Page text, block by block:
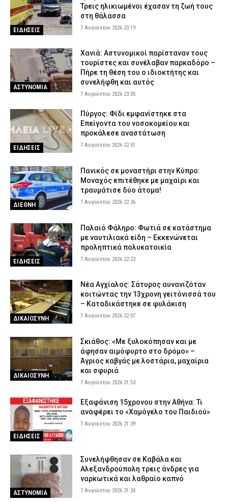
Πιερία: Συνελήφθησαν δύο άνδρες που διέρρηξαν ΙΧ και άρπαξαν
αντικείμενα αξίας άνω των 19.000 ευρώ
ΑΣΤΥΝΟΜΙΑ 7 Αυγούστου 2026 16:23
Πολύ υψηλός κίνδυνος πυρκαγιάς το Σάββατο – Ποιες περιοχές
τίθενται σε «Red Code»
ΕΙΔΗΣΕΙΣ 7 Αυγούστου 2026 16:10
ΕΙΔΗΣΕΙΣ
Τρεις ηλικιωμένοι έχασαν τη ζωή τους
στη θάλασσα
7 Αυγούστου 2026 23:19
ΑΣΤΥΝΟΜΙΑ
Χανιά: Αστυνομικοί παρίσταναν τους
τουρίστες και συνέλαβαν παρκαδόρο –
Πήρε τη θέση του ο ιδιοκτήτης και
συνελήφθη και αυτός
7 Αυγούστου 2026 23:05
ΕΙΔΗΣΕΙΣ
Πύργος: Φίδι εμφανίστηκε στα
Επείγοντα του νοσοκομείου και
προκάλεσε αναστάτωση
7 Αυγούστου 2026 22:51
ΔΙΕΘΝΗ
Πανικός σε μοναστήρι στην Κύπρο:
Μοναχός επιτέθηκε με μαχαίρι και
τραυμάτισε δύο άτομα!
7 Αυγούστου 2026 22:36
ΕΙΔΗΣΕΙΣ
Παλαιό Φάληρο: Φωτιά σε κατάστημα
με ναυτιλιακά είδη – Εκκενώνεται
προληπτικά πολυκατοικία
7 Αυγούστου 2026 22:22
ΔΙΚΑΙΟΣΥΝΗ
Νέα Αγχίαλος: Σάτυρος αυνανιζόταν
κοιτώντας την 13χρονη γειτόνισσά του
– Καταδικάστηκε σε φυλάκιση
7 Αυγούστου 2026 22:07
ΔΙΚΑΙΟΣΥΝΗ
Σκιάθος: «Με ξυλοκόπησαν και με
άφησαν αιμόφυρτο στο δρόμο» –
Άγριος καβγάς με λοστάρια, μαχαίρια
και σφυριά
7 Αυγούστου 2026 21:53
ΕΙΔΗΣΕΙΣ
Εξαφάνιση 15χρονου στην Αθήνα: Τι
αναφέρει το «Χαμόγελο του Παιδιού»
7 Αυγούστου 2026 21:39
ΑΣΤΥΝΟΜΙΑ
Συνελήφθησαν σε Καβάλα και
Αλεξανδρούπολη τρεις άνδρες για
ναρκωτικά και λαθραίο καπνό
7 Αυγούστου 2026 21:24